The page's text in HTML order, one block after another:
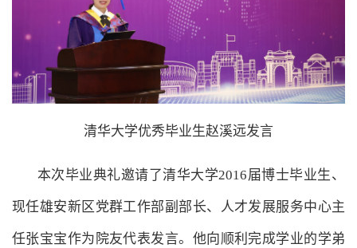
清华大学优秀毕业生赵溪远发言
本次毕业典礼邀请了清华大学2016届博士毕业生、
现任雄安新区党群工作部副部长、人才发展服务中心主
任张宝宝作为院友代表发言。他向顺利完成学业的学弟